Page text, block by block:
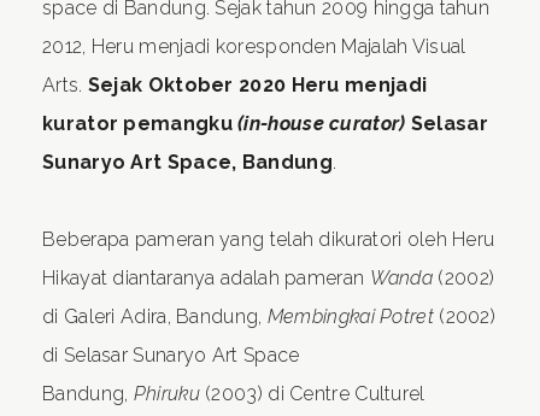
space di Bandung. Sejak tahun 2009 hingga tahun
2012, Heru menjadi koresponden Majalah Visual
Arts. Sejak Oktober 2020 Heru menjadi
kurator pemangku(in-house curator) Selasar
Sunaryo Art Space, Bandung.
Beberapa pameran yang telah dikuratori oleh Heru
Hikayat diantaranya adalah pameran Wanda (2002)
di Galeri Adira, Bandung, Membingkai Potret (2002)
di Selasar Sunaryo Art Space
Bandung, Phiruku (2003) di Centre Culturel